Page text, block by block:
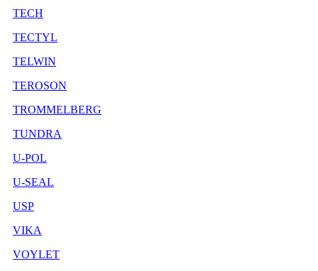
TECH
TECTYL
TELWIN
TEROSON
TROMMELBERG
TUNDRA
U-POL
U-SEAL
USP
VIKA
VOYLET